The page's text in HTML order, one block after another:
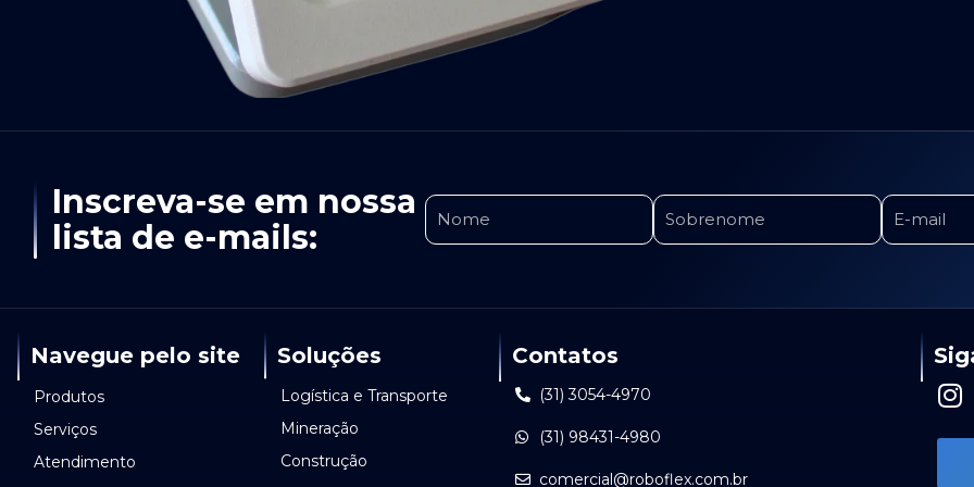
Inscreva-se em nossa
lista de e-mails:
Navegue pelo site
Produtos
Serviços
Atendimento
Soluções
Logística e Transporte
Mineração
Construção
Contatos
(31) 3054-4970
(31) 98431-4980
comercial@roboflex.com.br
I
s